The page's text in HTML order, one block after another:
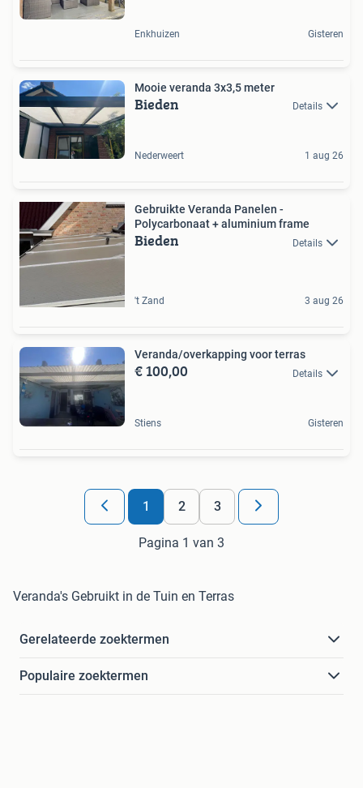
Enkhuizen Gisteren
Mooie veranda 3x3,5 meter
Bieden Details
Nederweert 1 aug 26
Gebruikte Veranda Panelen -
Polycarbonaat + aluminium frame
Bieden Details
't Zand 3 aug 26
Veranda/overkapping voor terras
€ 100,00 Details
Stiens Gisteren
1 2 3
Pagina 1 van 3
Veranda's Gebruikt in de Tuin en Terras
Gerelateerde zoektermen
Populaire zoektermen